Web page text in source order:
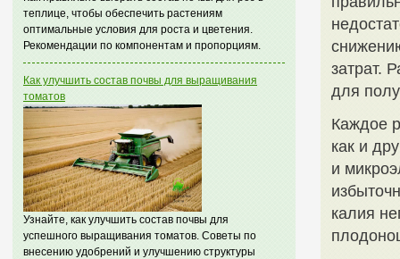
теплице, чтобы обеспечить растениям
оптимальные условия для роста и цветения.
Рекомендации по компонентам и пропорциям.
Как улучшить состав почвы для выращивания
томатов
Узнайте, как улучшить состав почвы для
успешного выращивания томатов. Советы по
внесению удобрений и улучшению структуры
затрат.
для
Каждое
как и
и
калия